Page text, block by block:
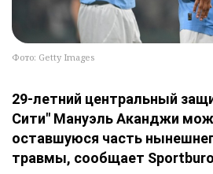
Фото: Getty Images
29-летний центральный
Сити" Мануэль Аканджи
оставшуюся часть
травмы, сообщает